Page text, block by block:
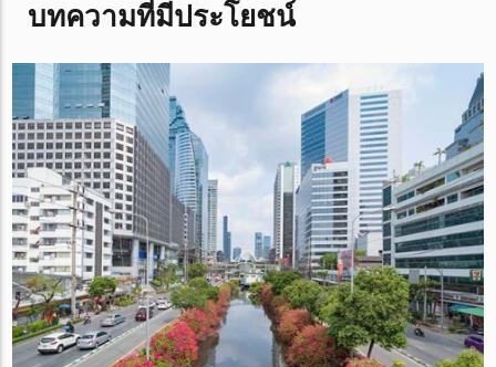
บทความที่มีประโยชน์